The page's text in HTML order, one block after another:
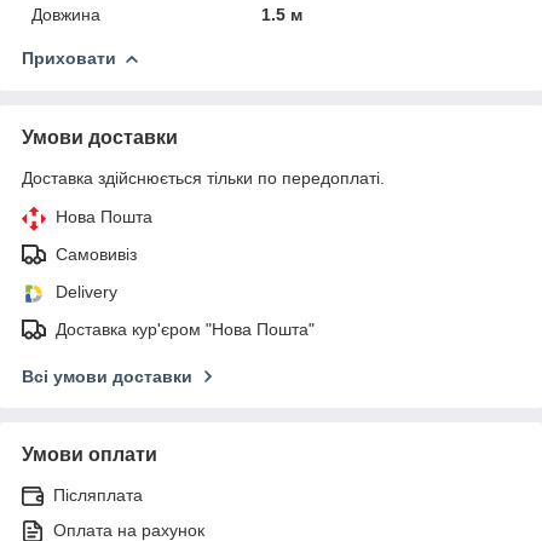
Довжина
1.5 м
Приховати
Умови доставки
Доставка здійснюється тільки по передоплаті.
Нова Пошта
Самовивіз
Delivery
Доставка кур'єром "Нова Пошта"
Всі умови доставки
Умови оплати
Післяплата
Оплата на рахунок